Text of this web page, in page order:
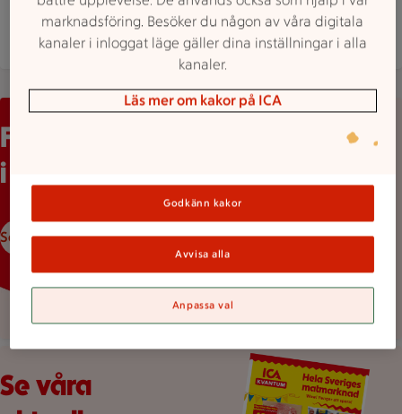
Mer butiksinfo
Kvantums matmagasin "Duka upp till sommarfest"
Finns gratis
i butik!
Senaste numret
Se våra
marknadsföring. Besöker du någon av våra digitala
kanaler i inloggat läge gäller dina inställningar i alla
kanaler.
Läs mer om kakor på ICA
Godkänn kakor
Avvisa alla
Anpassa val